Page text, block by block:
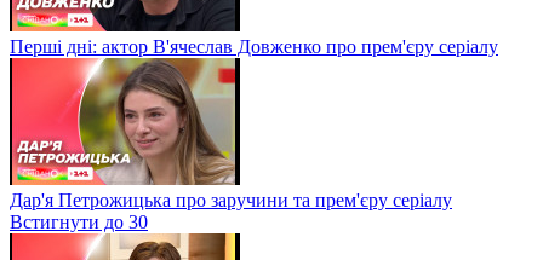
Перші дні: актор В'ячеслав Довженко про прем'єру серіалу
Дар'я Петрожицька про заручини та прем'єру серіалу
Встигнути до 30